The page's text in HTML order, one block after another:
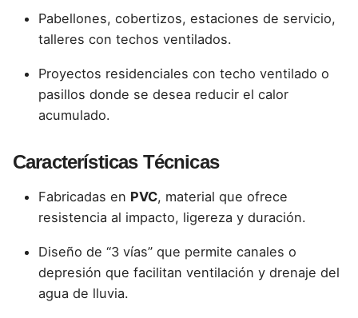
Pabellones, cobertizos, estaciones de servicio,
talleres con techos ventilados.
Proyectos residenciales con techo ventilado o
pasillos donde se desea reducir el calor
acumulado.
Características Técnicas
Fabricadas en PVC, material que ofrece
resistencia al impacto, ligereza y duración.
Diseño de “3 vías” que permite canales o
depresión que facilitan ventilación y drenaje del
agua de lluvia.